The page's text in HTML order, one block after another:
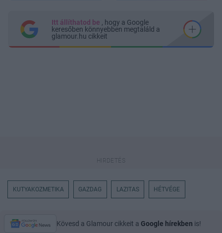
Itt állíthatod be , hogy a Google
keresőben könnyebben megtaláld a
glamour.hu cikkeit
KUTYAKOZMETIKA GAZDAG LAZITAS HÉTVÉGE
Kövesd a Glamour cikkeit a Google hírekben is!